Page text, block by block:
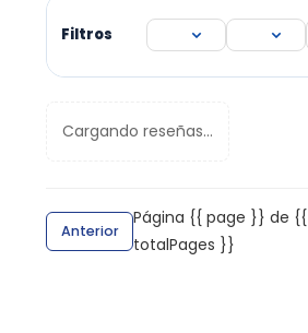
Filtros
Cargando reseñas...
Anterior
Página {{ page }} de {{
totalPages }}